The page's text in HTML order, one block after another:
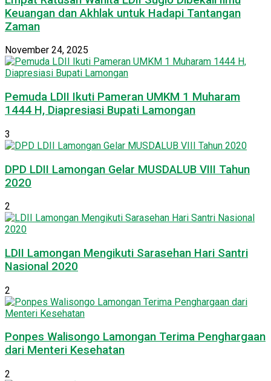
Keuangan dan Akhlak untuk Hadapi Tantangan
Zaman
November 24, 2025
Pemuda LDII Ikuti Pameran UMKM 1 Muharam
1444 H, Diapresiasi Bupati Lamongan
3
DPD LDII Lamongan Gelar MUSDALUB VIII Tahun
2020
2
LDII Lamongan Mengikuti Sarasehan Hari Santri
Nasional 2020
2
Ponpes Walisongo Lamongan Terima Penghargaan
dari Menteri Kesehatan
2